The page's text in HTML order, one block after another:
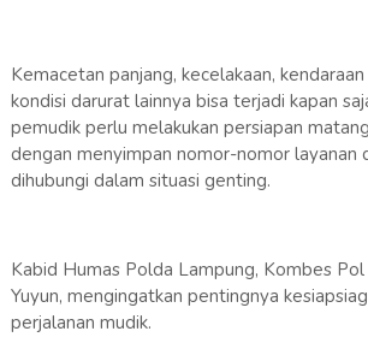
Kemacetan panjang, kecelakaan,
kondisi darurat lainnya bisa terjadi kapan
pemudik perlu melakukan persiapan
dengan menyimpan nomor-nomor layanan
dihubungi dalam situasi genting.
Kabid Humas Polda Lampung, Kombes Pol
Yuyun, mengingatkan pentingnya
perjalanan mudik.